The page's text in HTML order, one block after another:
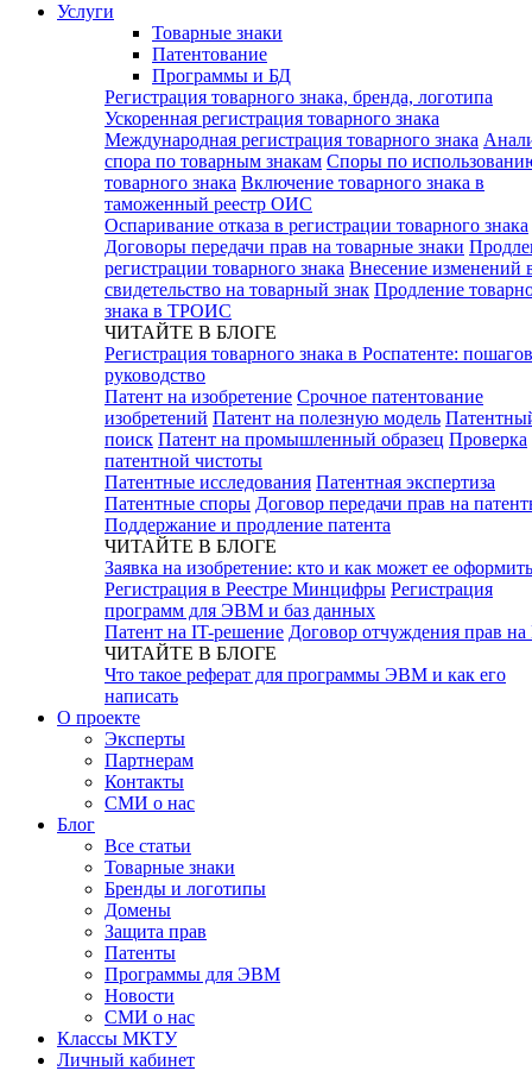
Услуги
Товарные знаки
Патентование
Программы и БД
Регистрация товарного знака, бренда, логотипа
Ускоренная регистрация товарного знака
Международная регистрация товарного знака
спора по товарным знакам Споры по
товарного знака Включение товарного знака в
таможенный реестр ОИС
Оспаривание отказа в регистрации товарного знака
Договоры передачи прав на товарные знаки
регистрации товарного знака Внесение изменений
свидетельство на товарный знак Продление
знака в ТРОИС
ЧИТАЙТЕ В БЛОГЕ
Регистрация товарного знака в Роспатенте:
руководство
Патент на изобретение Срочное патентование
изобретений Патент на полезную модель
поиск Патент на промышленный образец Проверка
патентной чистоты
Патентные исследования Патентная экспертиза
Патентные споры Договор передачи прав на
Поддержание и продление патента
ЧИТАЙТЕ В БЛОГЕ
Заявка на изобретение: кто и как может ее оформить
Регистрация в Реестре Минцифры Регистрация
программ для ЭВМ и баз данных
Патент на IT-решение Договор отчуждения прав
ЧИТАЙТЕ В БЛОГЕ
Что такое реферат для программы ЭВМ и как его
написать
О проекте
Эксперты
Партнерам
Контакты
СМИ о нас
Блог
Все статьи
Товарные знаки
Бренды и логотипы
Домены
Защита прав
Патенты
Программы для ЭВМ
Новости
СМИ о нас
Классы МКТУ
Личный кабинет